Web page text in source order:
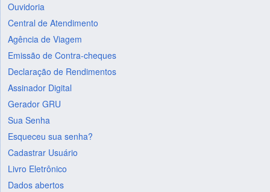
Ouvidoria
Central de Atendimento
Agência de Viagem
Emissão de Contra-cheques
Declaração de Rendimentos
Assinador Digital
Gerador GRU
Sua Senha
Esqueceu sua senha?
Cadastrar Usuário
Livro Eletrônico
Dados abertos